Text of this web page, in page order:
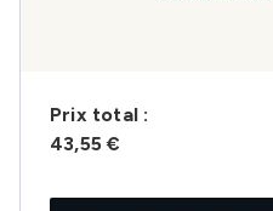
Prix ​​total :
43,55 €